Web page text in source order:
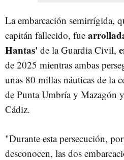
La embarcación semirrígida,
capitán fallecido, fue
Hantas' de la Guardia Civil,
de 2025 mientras ambas
unas 80 millas náuticas de la
de Punta Umbría y Mazagón
Cádiz.
"Durante esta persecución,
desconocen, las dos